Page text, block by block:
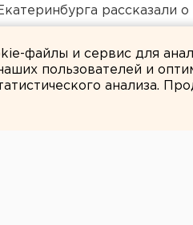
рассказали
файлы и сервис для
пользователей и
анализа.